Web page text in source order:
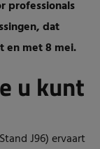
professionals
dat
en met 8 mei.
u kunt
J96) ervaart